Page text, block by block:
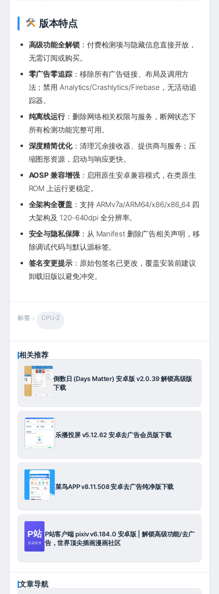
版本特点
高级功能全解锁：付费检测项与隐藏信息直接开放，
无需订阅或购买。
零广告零追踪：移除所有广告链接、布局及调用方
法；禁用 Analytics/Crashlytics/Firebase，无活动追
踪器。
纯离线运行：删除网络相关权限与服务，断网状态下
所有检测功能完整可用。
深度精简优化：清理冗余接收器、提供商与服务；压
缩图形资源，启动与响应更快。
AOSP 兼容增强：启用原生安卓兼容模式，在类原生
ROM 上运行更稳定。
全架构全覆盖：支持 ARMv7a/ARM64/x86/x86_64 四
大架构及 120-640dpi 全分辨率。
安全与隐私保障：从 Manifest 删除广告相关声明，移
除调试代码与默认源标签。
签名变更提示：原始包签名已更改，覆盖安装前建议
卸载旧版以避免冲突。
标签： CPU-Z
相关推荐
倒数日 (Days Matter) 安卓版 v2.0.39 解锁高级版
下载
乐播投屏 v5.12.62 安卓去广告会员版下载
菜鸟APP v8.11.508 安卓去广告纯净版下载
P站客户端 pixiv v6.184.0 安卓版 | 解锁高级功能/去广
告，世界顶尖插画漫画社区
文章导航